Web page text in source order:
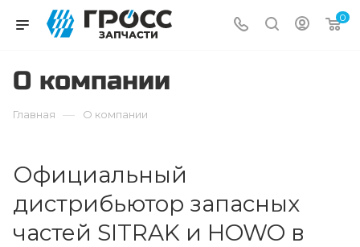
0
О компании
Главная — О компании
Официальный
дистрибьютор запасных
частей SITRAK и HOWO в